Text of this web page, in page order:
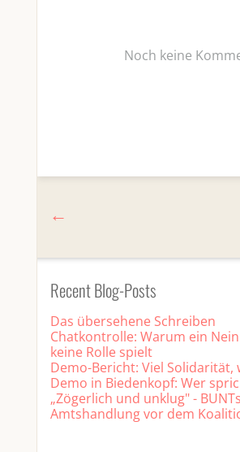
Recent Blog-Posts
Das übersehene Schreiben
Chatkontrolle: Warum ein
keine Rolle spielt
Demo-Bericht: Viel Solidarität,
Demo in Biedenkopf: Wer
„Zögerlich und unklug" -
Amtshandlung vor dem